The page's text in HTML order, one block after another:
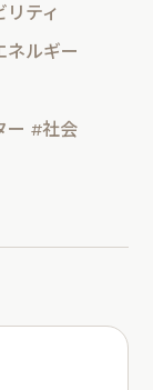
リティ
ネルギー
ー #社会